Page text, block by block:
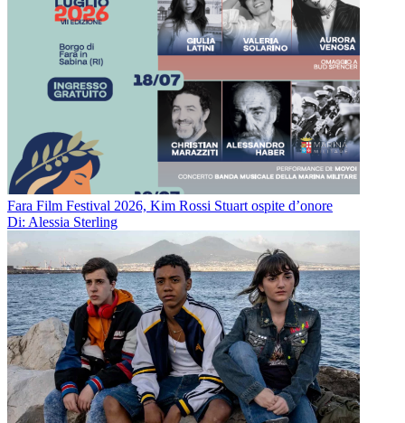
Fara Film Festival 2026, Kim Rossi Stuart ospite d’onore
Di: Alessia Sterling